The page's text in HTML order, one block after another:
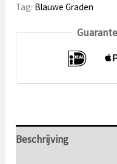
Tag: Blauwe Graden
Beschrijving